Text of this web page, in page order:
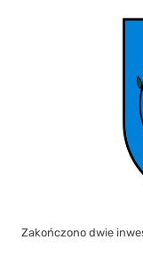
Zakończono dwie